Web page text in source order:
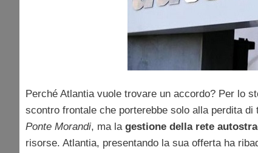
Perché Atlantia vuole trovare un accordo? Per lo
scontro frontale che porterebbe solo alla perdita
Ponte Morandi, ma lagestione della rete
risorse. Atlantia, presentando la sua offerta ha